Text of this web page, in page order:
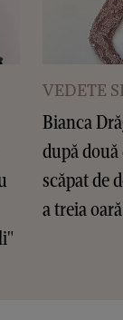
VEDETE
Bianca
după
scăpat de
a treia